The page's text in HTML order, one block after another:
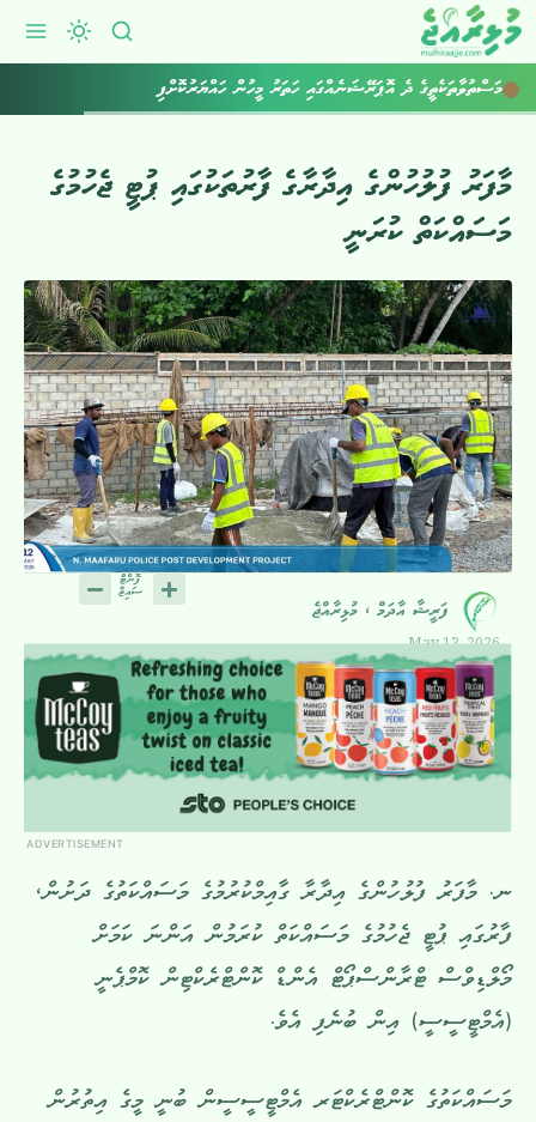
މަސްތުވާތަކެތީގެ ދެ އޮޕަރޭޝަނެއްގައި ހަތަރު މީހުން ހައްޔަރުކޮށްފި
މާފަރު ފުލުހުންގެ އިދާރާގެ ފާރުތަކުގައި ޕުޓީ ޖެހުމުގެ
މަސައްކަތް ކުރަނީ
ފަރީޝާ އާދަމް ، މުޅިރާއްޖެ
May 13, 2026
ADVERTISEMENT
ނ. މާފަރު ފުލުހުންގެ އިދާރާ ގާއިމްކުރުމުގެ މަސައްކަތުގެ ދަށުން،
ފާރުގައި ޕުޓީ ޖެހުމުގެ މަސައްކަތް ކުރަމުން އަންނަ ކަމަށް
މޯލްޑިވްސް ޓްރާންސްޕޯޓް އެންޑް ކޮންޓްރެކްޓިން ކޮމްޕެނީ
(އެމްޓީސީސީ) އިން ބުނެފި އެވެ.
މަސައްކަތުގެ ކޮންޓްރެކްޓަރ އެމްޓީސީސީން ބުނީ މީގެ އިތުރުން